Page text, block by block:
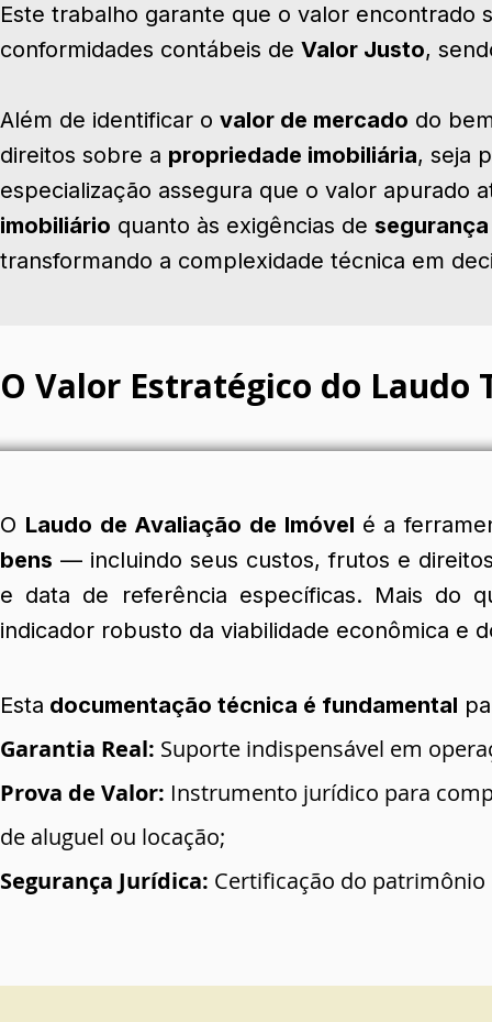
Este trabalho garante que o valor encontrado
conformidades contábeis de Valor Justo,
Além de identificar o valor de mercado do
direitos sobre a propriedade imobiliária, seja
especialização assegura que o valor apurado
imobiliário quanto às exigências de
transformando a complexidade técnica em
O Valor Estratégico do Laudo
O Laudo de Avaliação de Imóvel é a
bens — incluindo seus custos, frutos e
e data de referência específicas. Mais do
indicador robusto da viabilidade econômica e
Esta documentação técnica é fundamental
Garantia Real: Suporte indispensável em
Prova de Valor: Instrumento jurídico para
de aluguel ou locação;
Segurança Jurídica: Certificação do patrimônio